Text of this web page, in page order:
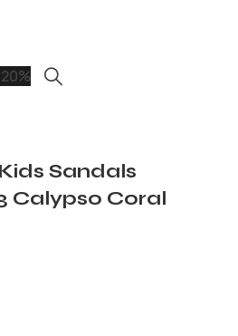
Sandals
Calypso Coral